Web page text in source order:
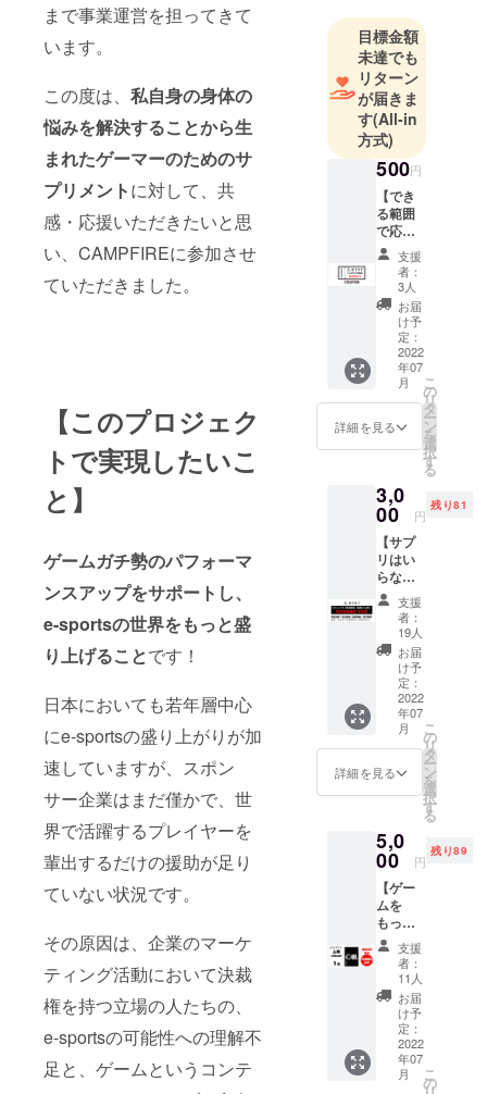
まで事業運営を担ってきて
います。
この度は、 私自身の身体の
悩みを解決することから生
まれたゲーマーのためのサ
プリメントに対して、共
感・応援いただきたいと思
い、CAMPFIREに参加させ
ていただきました。
【このプロジェク
トで実現したいこ
と】
ゲームガチ勢のパフォーマ
ンスアップをサポートし、
e-sportsの世界をもっと盛
り上げることです！
日本においても若年層中心
にe-sportsの盛り上がりが加
速していますが、スポン
サー企業はまだ僅かで、世
界で活躍するプレイヤーを
輩出するだけの援助が足り
ていない状況です。
その原因は、企業のマーケ
ティング活動において決裁
権を持つ立場の人たちの、
e-sportsの可能性への理解不
足と、ゲームというコンテ
高のエンタ
メの発展に
貢献したい
と感じるよ
うになりま
した。
大学卒業
後、広告会
社へ入社
し、TVCM中
心にマスメ
ディアのプ
ランニング
を行いまし
た。約8年勤
ンチャーへ
マーケティ
ングのコン
サルタント
として2年ほ
ど活動。
2015年に株
式会社テマ
ヒマを設立
し、企業の
マーケティ
ング支援を
行っていま
す。事業と
に、マーケ
ティング組
織づくり支
援、経営
者・マーケ
ティング担
当者のため
のビジネス
スクールの
運営、男性
用化粧品・
目標金額
未達でも
リターン
が届きま
す(All-in
方式)
500円
【でき
る範囲
で応援
した
い！と
思って
いただ
けてい
るあな
たへの
リター
ン】 商
品発売
開始後
に500円
ンを、
ご登録
メール
アドレ
ス宛に
お届け
させて
いただ
きま
す！
クーポ
ンを利
用して
お得に
お試し
くださ
い！ ※
2022年
7月〜
6月（1
年間）
さら
に、e-
sports
応援メ
ディア
「ゲー
マー
ゲー
マ」内
ガチサ
支援
者：
3人
お届
け予
定：
2022
年07
月
詳細を見る
こ
の
リ
タ
ー
ン
を
選
択
す
る
3,0
00 円
残り81
【サプ
リはい
らない
けど応
援して
くれる
あなた
へのリ
ター
ン】 サ
プリは
いらな
いけ
ど、ど
うせな
役に立
ちそう
なリ
ターン
が欲し
い！と
いうあ
なたの
ための
リター
ンで
す！ 今
回の商
品開発
の裏側
支援
者：
19人
お届
け予
定：
2022
年07
月
詳細を見る
こ
の
リ
タ
ー
ン
を
選
択
す
る
5,0
00 円
残り89
【ゲー
ムを
もっと
楽しみ
たいあ
なたの
ための
リター
ン】
「ガチ
サプ 心
支援
者：
11人
お届
け予
定：
2022
年07
月
こ
の